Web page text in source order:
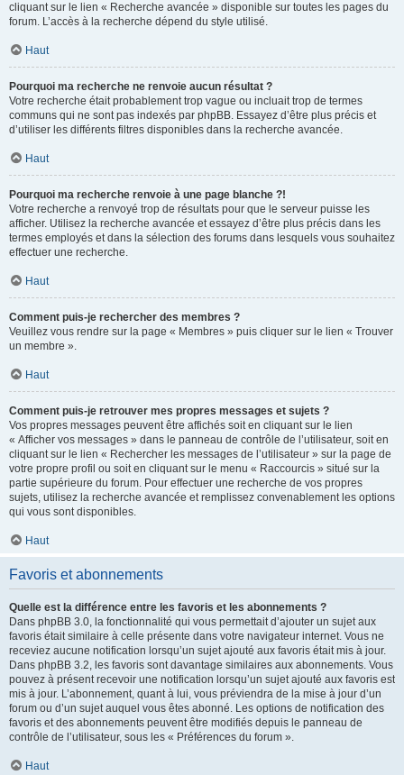
cliquant sur le lien « Recherche avancée » disponible sur toutes les pages du
forum. L’accès à la recherche dépend du style utilisé.
Haut
Pourquoi ma recherche ne renvoie aucun résultat ?
Votre recherche était probablement trop vague ou incluait trop de termes
communs qui ne sont pas indexés par phpBB. Essayez d’être plus précis et
d’utiliser les différents filtres disponibles dans la recherche avancée.
Haut
Pourquoi ma recherche renvoie à une page blanche ?!
Votre recherche a renvoyé trop de résultats pour que le serveur puisse les
afficher. Utilisez la recherche avancée et essayez d’être plus précis dans les
termes employés et dans la sélection des forums dans lesquels vous souhaitez
effectuer une recherche.
Haut
Comment puis-je rechercher des membres ?
Veuillez vous rendre sur la page « Membres » puis cliquer sur le lien « Trouver
un membre ».
Haut
Comment puis-je retrouver mes propres messages et sujets ?
Vos propres messages peuvent être affichés soit en cliquant sur le lien
« Afficher vos messages » dans le panneau de contrôle de l’utilisateur, soit en
cliquant sur le lien « Rechercher les messages de l’utilisateur » sur la page de
votre propre profil ou soit en cliquant sur le menu « Raccourcis » situé sur la
partie supérieure du forum. Pour effectuer une recherche de vos propres
sujets, utilisez la recherche avancée et remplissez convenablement les options
qui vous sont disponibles.
Haut
Favoris et abonnements
Quelle est la différence entre les favoris et les abonnements ?
Dans phpBB 3.0, la fonctionnalité qui vous permettait d’ajouter un sujet aux
favoris était similaire à celle présente dans votre navigateur internet. Vous ne
receviez aucune notification lorsqu’un sujet ajouté aux favoris était mis à jour.
Dans phpBB 3.2, les favoris sont davantage similaires aux abonnements. Vous
pouvez à présent recevoir une notification lorsqu’un sujet ajouté aux favoris est
mis à jour. L’abonnement, quant à lui, vous préviendra de la mise à jour d’un
forum ou d’un sujet auquel vous êtes abonné. Les options de notification des
favoris et des abonnements peuvent être modifiés depuis le panneau de
contrôle de l’utilisateur, sous les « Préférences du forum ».
Haut